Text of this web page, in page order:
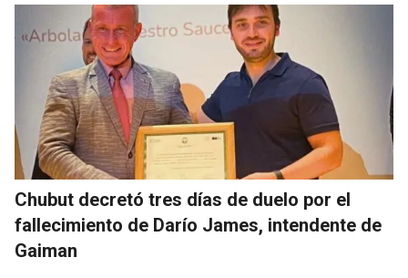
Chubut decretó tres días de duelo por el
fallecimiento de Darío James, intendente de
Gaiman